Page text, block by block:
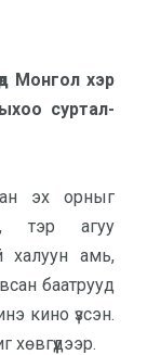
Монгол хэр
сур­тал­
эх орныг
тэр агуу
халуун амь,
баат­рууд
кино үзсэн.